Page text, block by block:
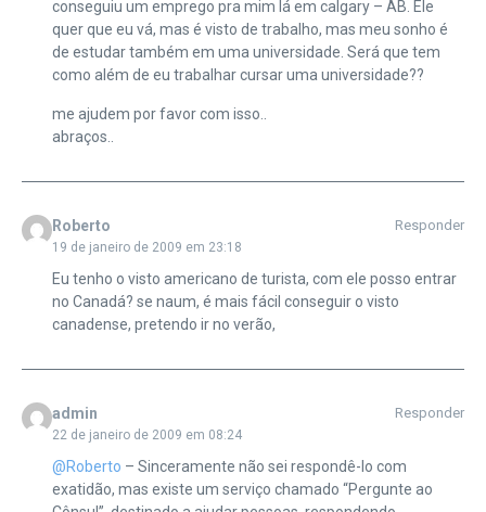
conseguiu um emprego pra mim lá em calgary – AB. Ele
quer que eu vá, mas é visto de trabalho, mas meu sonho é
de estudar também em uma universidade. Será que tem
como além de eu trabalhar cursar uma universidade??
me ajudem por favor com isso..
abraços..
Roberto
19 de janeiro de 2009 em 23:18
Responder
Eu tenho o visto americano de turista, com ele posso entrar
no Canadá? se naum, é mais fácil conseguir o visto
canadense, pretendo ir no verão,
admin
22 de janeiro de 2009 em 08:24
Responder
@Roberto – Sinceramente não sei respondê-lo com
exatidão, mas existe um serviço chamado “Pergunte ao